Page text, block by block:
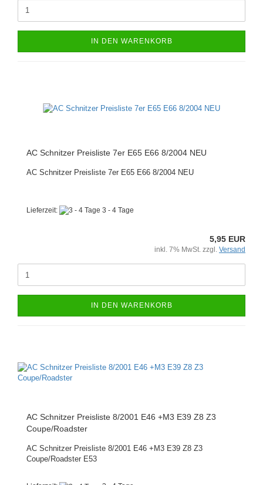
IN DEN WARENKORB
AC Schnitzer Preisliste 7er E65 E66 8/2004 NEU
AC Schnitzer Preisliste 7er E65 E66 8/2004 NEU
Lieferzeit: 3 - 4 Tage
5,95 EUR
inkl. 7% MwSt. zzgl. Versand
IN DEN WARENKORB
AC Schnitzer Preisliste 8/2001 E46 +M3 E39 Z8 Z3
Coupe/Roadster
AC Schnitzer Preisliste 8/2001 E46 +M3 E39 Z8 Z3
Coupe/Roadster E53